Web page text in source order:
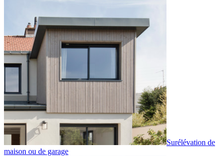
Surélévation de
maison ou de garage